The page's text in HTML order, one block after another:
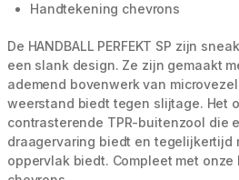
Handtekening chevrons
De HANDBALL PERFEKT SP zijn
een slank design. Ze zijn gemaakt
ademend bovenwerk van
weerstand biedt tegen slijtage. Het
contrasterende TPR-buitenzool die
draagervaring biedt en tegelijkertijd
oppervlak biedt. Compleet met onze